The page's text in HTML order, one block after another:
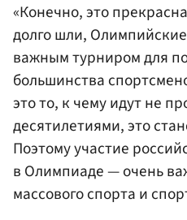
«Конечно, это
долго шли,
важным турниром для
большинства
это то, к чему идут не
десятилетиями, это
Поэтому участие
в Олимпиаде — очень
массового спорта и